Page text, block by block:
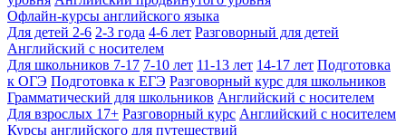
Офлайн-курсы английского языка
Для детей 2-6 2-3 года 4-6 лет Разговорный для детей
Английский с носителем
Для школьников 7-17 7-10 лет 11-13 лет 14-17 лет Подготовка
к ОГЭ Подготовка к ЕГЭ Разговорный курс для школьников
Грамматический для школьников Английский с носителем
Для взрослых 17+ Разговорный курс Английский с носителем
Курсы английского для путешествий